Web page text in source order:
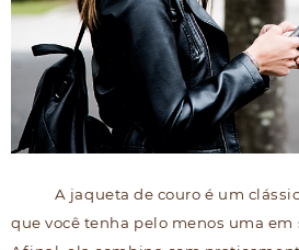
A jaqueta de couro é um
que você tenha pelo menos uma em